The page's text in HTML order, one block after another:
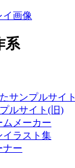
イ画像
系
サンプルサイト
ルサイト(旧)
ムメーカー
イラスト集
ナー